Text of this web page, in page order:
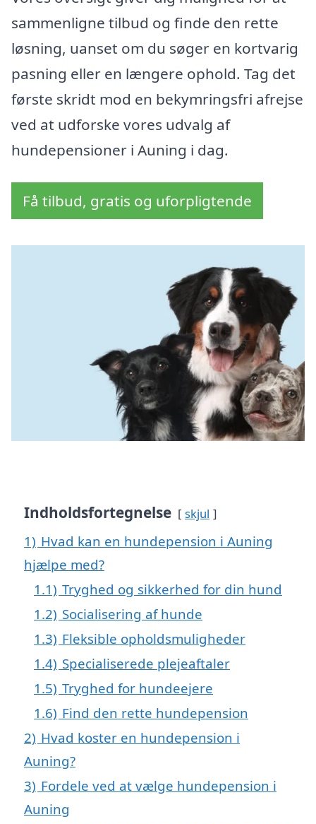
sammenligne tilbud og finde den rette
løsning, uanset om du søger en kortvarig
pasning eller en længere ophold. Tag det
første skridt mod en bekymringsfri afrejse
ved at udforske vores udvalg af
hundepensioner i Auning i dag.
Få tilbud, gratis og uforpligtende
Indholdsfortegnelse skjul
1) Hvad kan en hundepension i Auning
hjælpe med?
1.1) Tryghed og sikkerhed for din hund
1.2) Socialisering af hunde
1.3) Fleksible opholdsmuligheder
1.4) Specialiserede plejeaftaler
1.5) Tryghed for hundeejere
1.6) Find den rette hundepension
2) Hvad koster en hundepension i
Auning?
3) Fordele ved at vælge hundepension i
Auning